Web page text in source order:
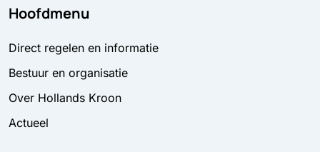
Hoofdmenu
Direct regelen en informatie
Bestuur en organisatie
Over Hollands Kroon
Actueel